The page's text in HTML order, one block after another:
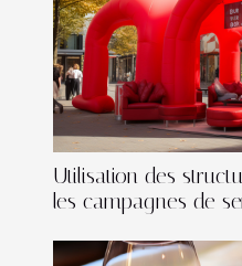
Utilisation des
les campagnes de